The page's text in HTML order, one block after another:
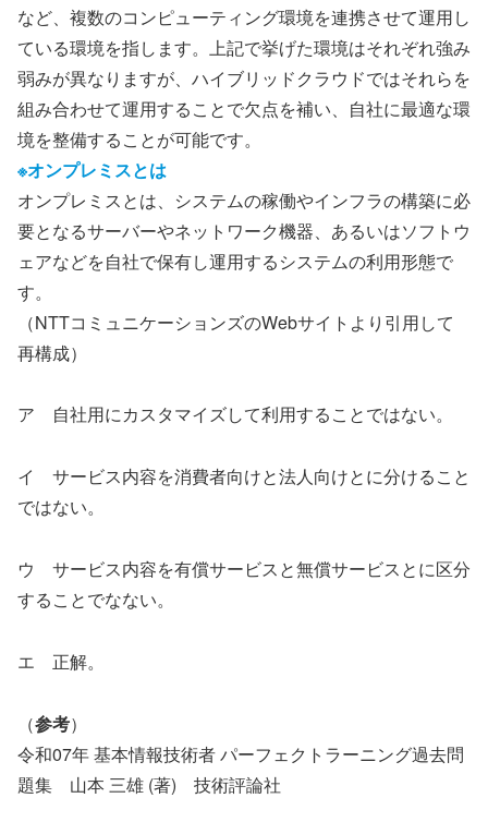
など、複数のコンピューティング環境を連携させて運用し
ている環境を指します。上記で挙げた環境はそれぞれ強み
弱みが異なりますが、ハイブリッドクラウドではそれらを
組み合わせて運用することで欠点を補い、自社に最適な環
境を整備することが可能です。
※オンプレミスとは
オンプレミスとは、システムの稼働やインフラの構築に必
要となるサーバーやネットワーク機器、あるいはソフトウ
ェアなどを自社で保有し運用するシステムの利用形態で
す。
（NTTコミュニケーションズのWebサイトより引用して
再構成）
ア 自社用にカスタマイズして利用することではない。
イ サービス内容を消費者向けと法人向けとに分けること
ではない。
ウ サービス内容を有償サービスと無償サービスとに区分
することでなない。
エ 正解。
（参考）
令和07年 基本情報技術者 パーフェクトラーニング過去問
題集 山本 三雄 (著) 技術評論社